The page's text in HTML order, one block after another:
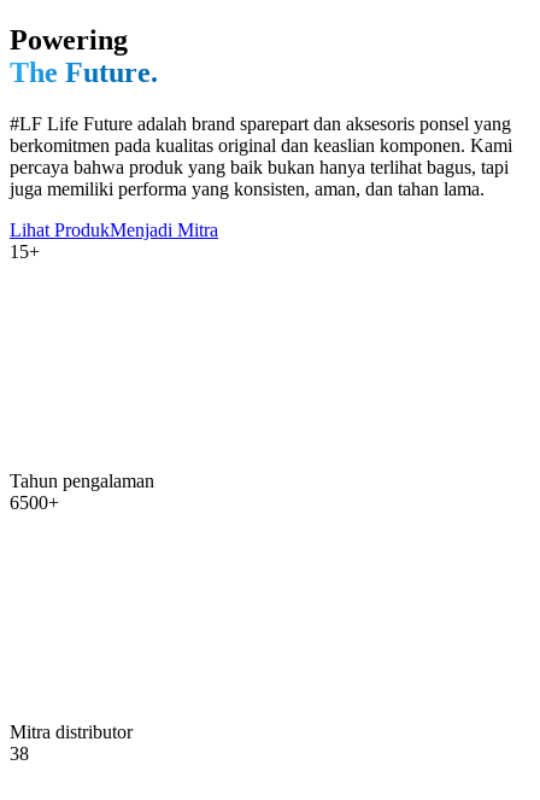
Powering
The Future.
#LF Life Future adalah brand sparepart dan aksesoris ponsel yang
berkomitmen pada kualitas original dan keaslian komponen. Kami
percaya bahwa produk yang baik bukan hanya terlihat bagus, tapi
juga memiliki performa yang konsisten, aman, dan tahan lama.
Lihat ProdukMenjadi Mitra
15+
Tahun pengalaman
6500+
Mitra distributor
38